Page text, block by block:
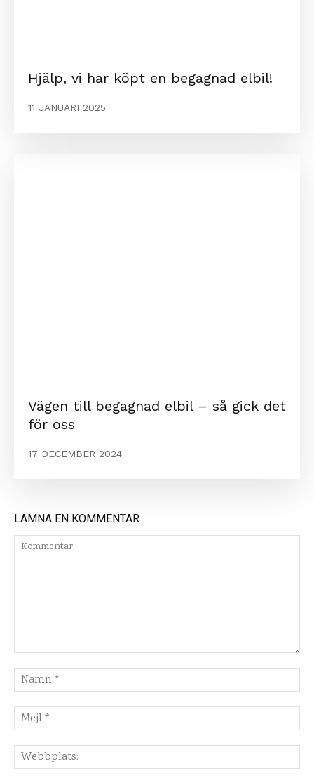
Hjälp, vi har köpt en begagnad elbil!
11 JANUARI 2025
Vägen till begagnad elbil – så gick det
för oss
17 DECEMBER 2024
LÄMNA EN KOMMENTAR